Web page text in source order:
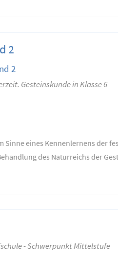
2
2
Gesteinskunde in Klasse 6
eines Kennenlernens der
des Naturreichs der
- Schwerpunkt Mittelstufe